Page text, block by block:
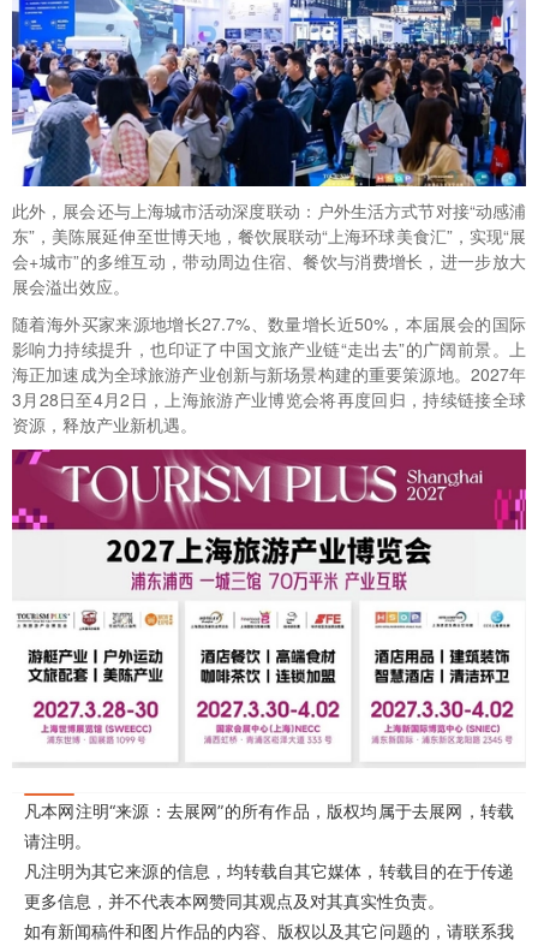
此外，展会还与上海城市活动深度联动：户外生活方式节对接“动感浦
东”，美陈展延伸至世博天地，餐饮展联动“上海环球美食汇”，实现“展
会+城市”的多维互动，带动周边住宿、餐饮与消费增长，进一步放大
展会溢出效应。
随着海外买家来源地增长27.7%、数量增长近50%，本届展会的国际
影响力持续提升，也印证了中国文旅产业链“走出去”的广阔前景。上
海正加速成为全球旅游产业创新与新场景构建的重要策源地。2027年
3月28日至4月2日，上海旅游产业博览会将再度回归，持续链接全球
资源，释放产业新机遇。
凡本网注明“来源：去展网”的所有作品，版权均属于去展网，转载
请注明。
凡注明为其它来源的信息，均转载自其它媒体，转载目的在于传递
更多信息，并不代表本网赞同其观点及对其真实性负责。
如有新闻稿件和图片作品的内容、版权以及其它问题的，请联系我